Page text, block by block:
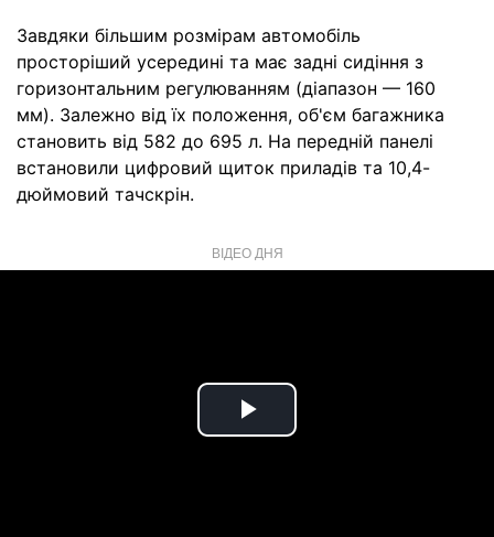
Завдяки більшим розмірам автомобіль
просторіший усередині та має задні сидіння з
горизонтальним регулюванням (діапазон — 160
мм). Залежно від їх положення, об'єм багажника
становить від 582 до 695 л. На передній панелі
встановили цифровий щиток приладів та 10,4-
дюймовий тачскрін.
ВІДЕО ДНЯ
Play